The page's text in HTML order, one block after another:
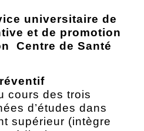
universitaire de
et de promotion
Centre de Santé
cours des trois
d’études dans
supérieur (intègre